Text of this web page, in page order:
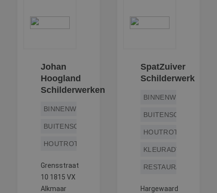
Johan
Hoogland
Schilderwerken
BINNENWERK
BUITENSCHILDERWERK
HOUTROTREPARATIE
Grensstraat
10 1815 VX
Alkmaar
SpatZuiver
Schilderwerk
BINNENWERK
HOUTROTREPARATIE
KLEURADVIES
RESTAURATIEWERK
Hargewaard